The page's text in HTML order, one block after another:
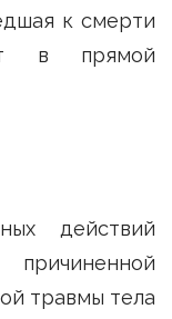
к смерти
в прямой
действий
травмы тела